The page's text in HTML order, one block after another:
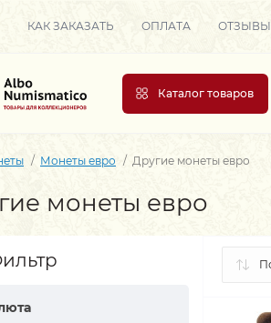
КАК ЗАКАЗАТЬ ОПЛАТА ОТЗЫВЫ
Каталог товаров
Монеты евро Другие монеты евро
монеты евро